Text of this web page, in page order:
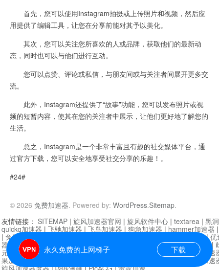
首先，您可以使用Instagram拍摄或上传照片和视频，然后应
用提供了编辑工具，让您在分享前能对其予以美化。
其次，您可以关注您所喜欢的人或品牌，获取他们的最新动
态，同时也可以与他们进行互动。
您可以点赞、评论或私信，与朋友间或与关注者间展开更多交
流。
此外，Instagram还提供了“故事”功能，您可以发布照片或视
频的短暂内容，使其在您的关注者中展示，让他们更好地了解您的
生活。
总之，Instagram是一个非常丰富且有趣的社交媒体平台，通
过官方下载，您可以安全地享受社交分享的乐趣！。
#24#
© 2026 免费加速器. Powered by: WordPress.Sitemap.
永久免费的上网梯子 下载
友情链接： SITEMAP | 旋风加速器官网 | 旋风软件中心 | textarea | 黑
quickq加速器 | 飞驰加速器 | 飞鸟加速器 | 狗急加速器 | hammer加速器
| 免费vqn加速外网 迷雾通|优
器| 快柠檬加速器 |黑洞加速 |falemon 快橙加速器|anycast加速器 |
元机场加速器 |一元机场|老王加速器 | 白石山|
小牛加速
果加速器|黑洞加速
芒果加速